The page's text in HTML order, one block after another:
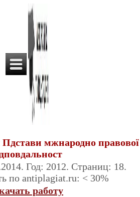
мжнародно правової
Год: 2012. Страниц: 18.
по antiplagiat.ru: < 30%
работу